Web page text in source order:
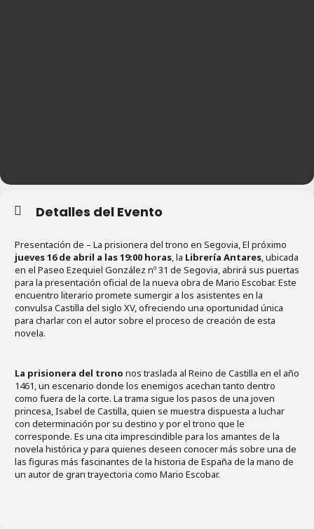
Detalles del Evento
Presentación de – La prisionera del trono en Segovia, El próximo
jueves 16 de abril a las 19:00 horas, la Librería Antares, ubicada
en el Paseo Ezequiel González nº 31 de Segovia, abrirá sus puertas
para la presentación oficial de la nueva obra de Mario Escobar. Este
encuentro literario promete sumergir a los asistentes en la
convulsa Castilla del siglo XV, ofreciendo una oportunidad única
para charlar con el autor sobre el proceso de creación de esta
novela.
La prisionera del trono nos traslada al Reino de Castilla en el año
1461, un escenario donde los enemigos acechan tanto dentro
como fuera de la corte. La trama sigue los pasos de una joven
princesa, Isabel de Castilla, quien se muestra dispuesta a luchar
con determinación por su destino y por el trono que le
corresponde. Es una cita imprescindible para los amantes de la
novela histórica y para quienes deseen conocer más sobre una de
las figuras más fascinantes de la historia de España de la mano de
un autor de gran trayectoria como Mario Escobar.